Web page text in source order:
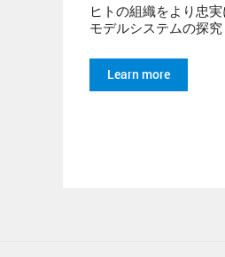
ヒトの組織をより忠
モデルシステムの探究
Learn more